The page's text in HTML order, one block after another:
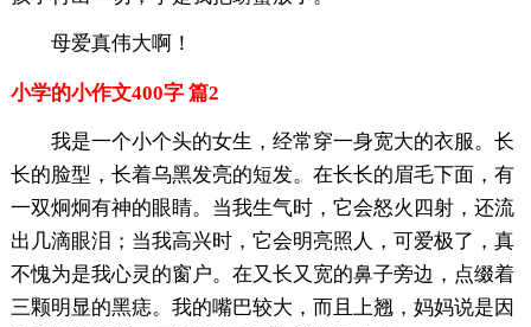
母爱真伟大啊！
小学的小作文400字 篇2
我是一个小个头的女生，经常穿一身宽大的衣服。长
长的脸型，长着乌黑发亮的短发。在长长的眉毛下面，有
一双炯炯有神的眼睛。当我生气时，它会怒火四射，还流
出几滴眼泪；当我高兴时，它会明亮照人，可爱极了，真
不愧为是我心灵的窗户。在又长又宽的鼻子旁边，点缀着
三颗明显的黑痣。我的嘴巴较大，而且上翘，妈妈说是因